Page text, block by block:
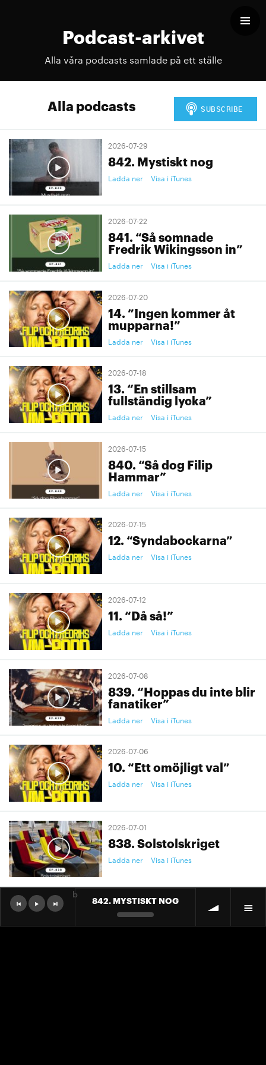
Podcast-arkivet
Alla våra podcasts samlade på ett ställe
Alla podcasts
2026-07-29
842. Mystiskt nog
Ladda ner Visa i iTunes
2026-07-22
841. “Så somnade
Fredrik Wikingsson in”
Ladda ner Visa i iTunes
2026-07-20
14. ”Ingen kommer åt
mupparna!”
Ladda ner Visa i iTunes
2026-07-18
13. “En stillsam
fullständig lycka”
Ladda ner Visa i iTunes
2026-07-15
840. “Så dog Filip
Hammar”
Ladda ner Visa i iTunes
2026-07-15
12. “Syndabockarna”
Ladda ner Visa i iTunes
2026-07-12
11. “Då så!”
Ladda ner Visa i iTunes
2026-07-08
839. “Hoppas du inte blir
fanatiker”
Ladda ner Visa i iTunes
2026-07-06
10. “Ett omöjligt val”
Ladda ner Visa i iTunes
2026-07-01
838. Solstolskriget
Ladda ner Visa i iTunes
2026-07-01
9. "Ett landslag att älska"
842. MYSTISKT NOG
b